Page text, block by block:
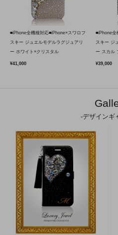
■iPhone全機種対応■iPhone×スワロフ
スキー ジュエルモデルラグジュアリ
ー ホワイト×クリスタル
¥41,000
■iPhone全
スキー ジ
ー スカル
¥39,000
-デザインギ